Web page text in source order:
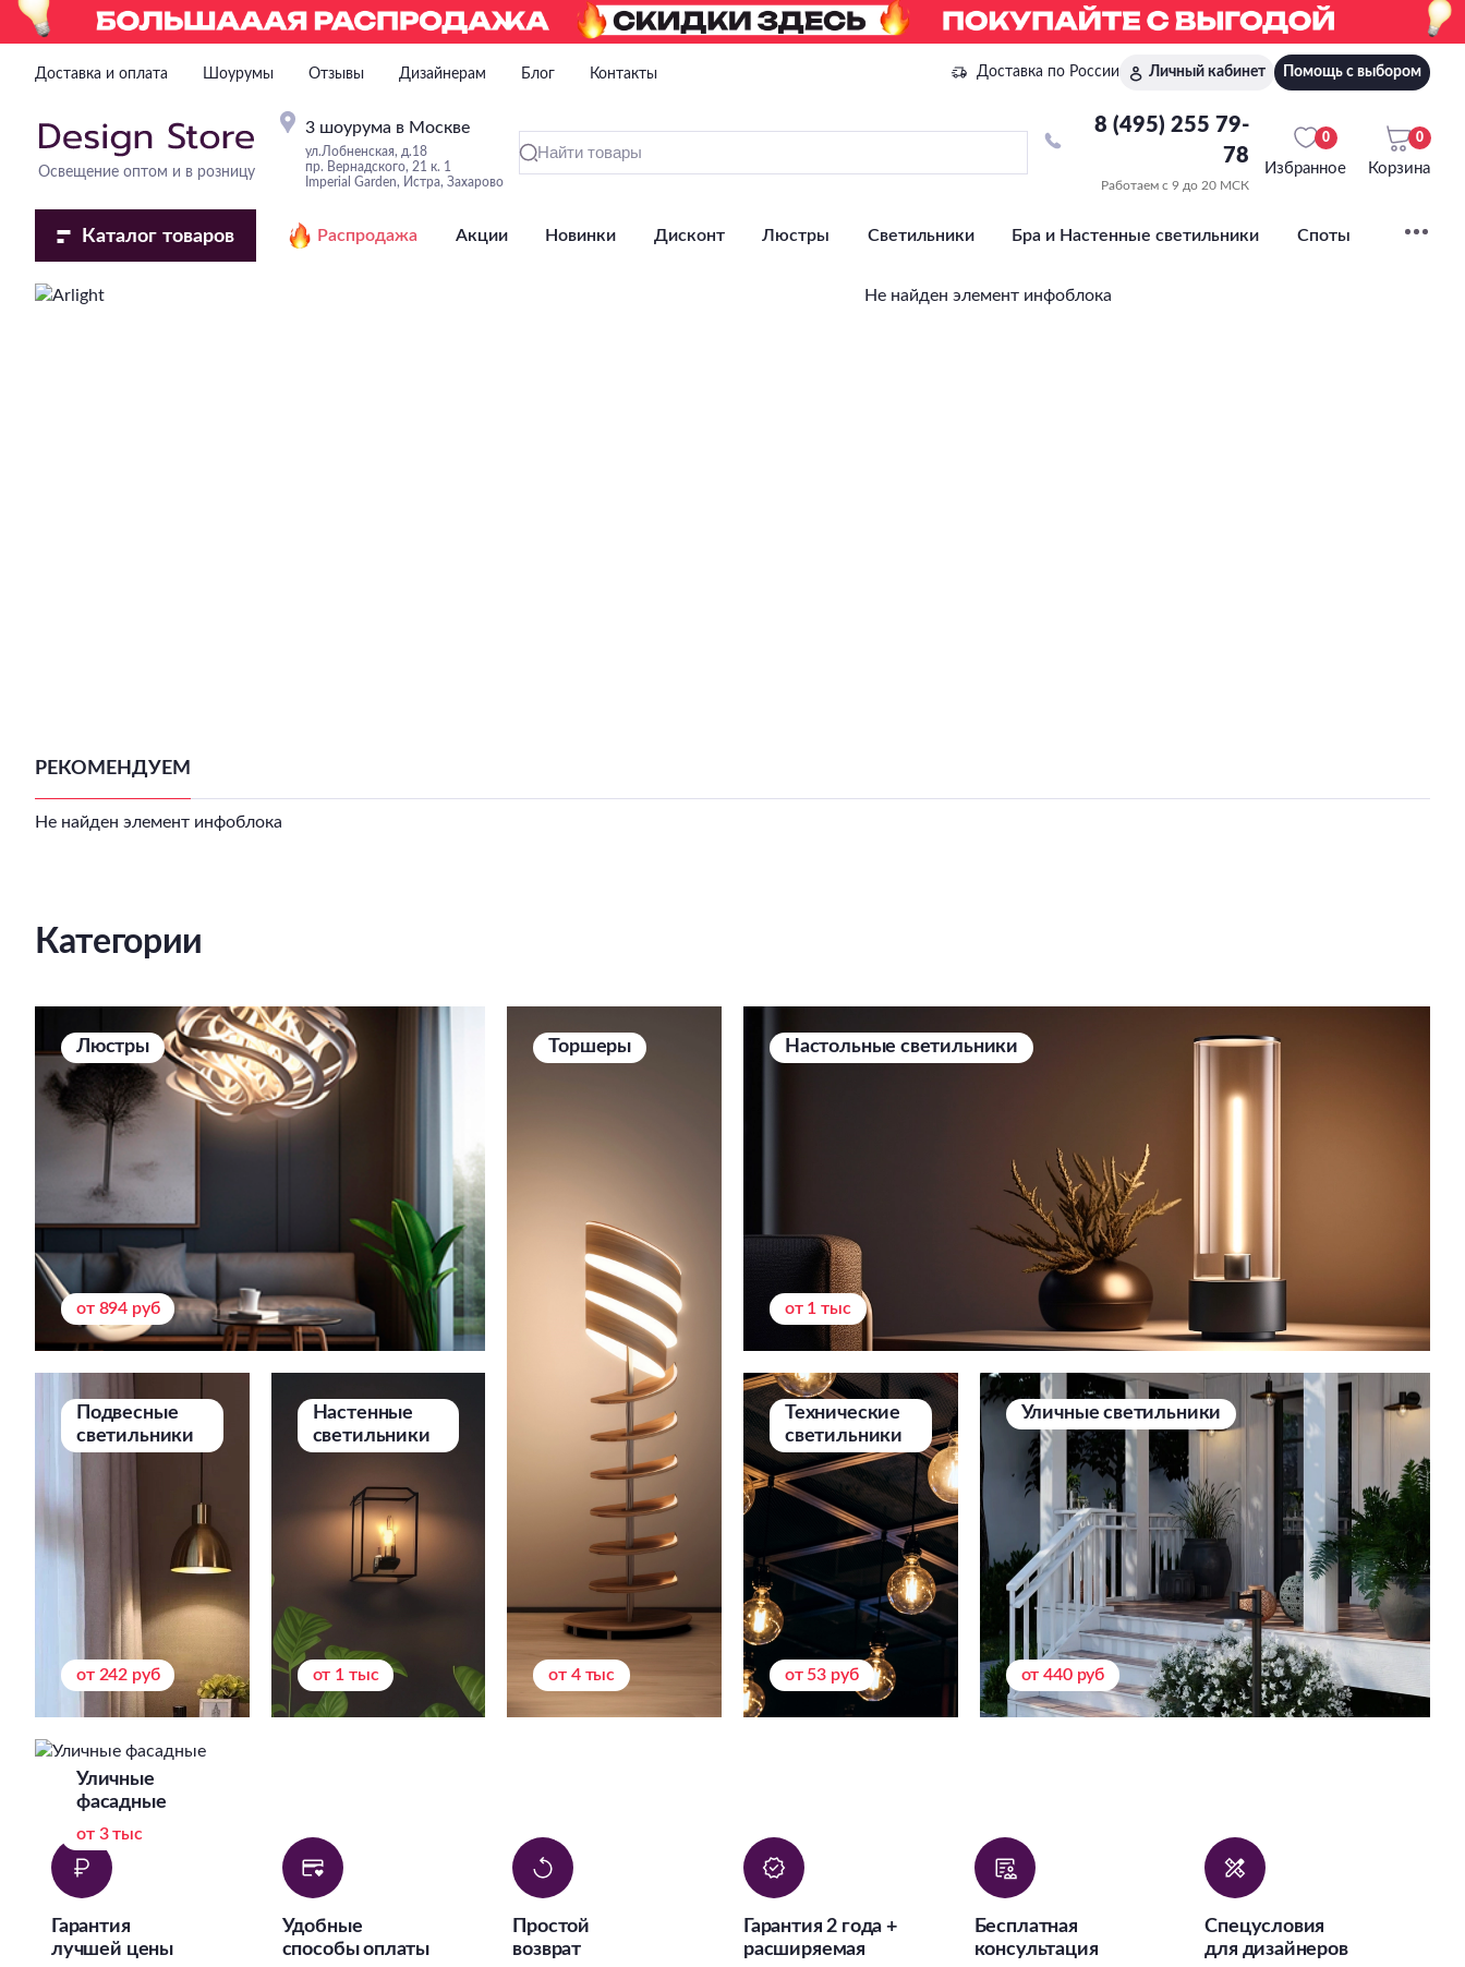
Доставка и оплата Шоурумы Отзывы Дизайнерам Блог Контакты Доставка по России Личный кабинет Помощь с выбором
Освещение оптом и в розницу
3 шоурума в Москве
ул.Лобненская, д.18
пр. Вернадского, 21 к. 1
Imperial Garden, Истра, Захарово
8 (495) 255 79-
78
Работаем с 9 до 20 МСК
Избранное
0
Корзина
0
Каталог товаров Распродажа Акции Новинки Дисконт Люстры Светильники Бра и Настенные светильники Споты
Не найден элемент инфоблока
РЕКОМЕНДУЕМ
Не найден элемент инфоблока
Категории
Люстры
от 894 руб
Подвесные
светильники
от 242 руб
Настенные
светильники
от 1 тыс
Настольные светильники
от 1 тыс
Торшеры
от 4 тыс
Технические
светильники
от 53 руб
Уличные светильники
от 440 руб
Уличные
фасадные
от 3 тыс
Гарантия
лучшей цены
Удобные
способы оплаты
Простой
возврат
Гарантия 2 года +
расширяемая
Бесплатная
консультация
Спецусловия
для дизайнеров